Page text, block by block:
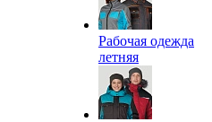
Рабочая одежда
летняя